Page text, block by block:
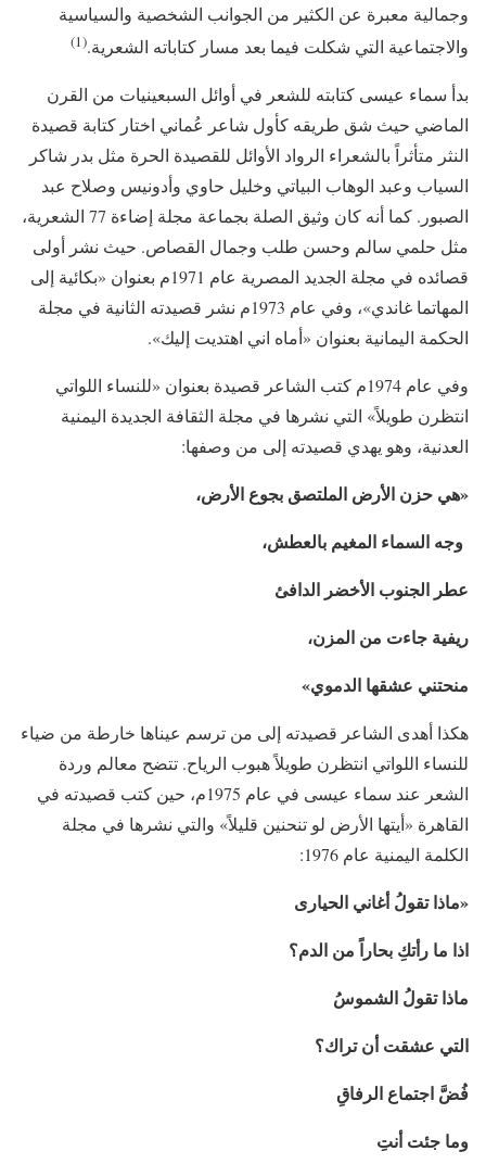
وجمالية معبرة عن الكثير من الجوانب الشخصية والسياسية
والاجتماعية التي شكلت فيما بعد مسار كتاباته الشعرية.(1)
بدأ سماء عيسى كتابته للشعر في أوائل السبعينيات من القرن
الماضي حيث شق طريقه كأول شاعر عُماني اختار كتابة قصيدة
النثر متأثراً بالشعراء الرواد الأوائل للقصيدة الحرة مثل بدر شاكر
السياب وعبد الوهاب البياتي وخليل حاوي وأدونيس وصلاح عبد
الصبور. كما أنه كان وثيق الصلة بجماعة مجلة إضاءة 77 الشعرية،
مثل حلمي سالم وحسن طلب وجمال القصاص. حيث نشر أولى
قصائده في مجلة الجديد المصرية عام 1971م بعنوان «بكائية إلى
المهاتما غاندي»، وفي عام 1973م نشر قصيدته الثانية في مجلة
الحكمة اليمانية بعنوان «أماه اني اهتديت إليك».
وفي عام 1974م كتب الشاعر قصيدة بعنوان «للنساء اللواتي
انتظرن طويلاً» التي نشرها في مجلة الثقافة الجديدة اليمنية
العدنية، وهو يهدي قصيدته إلى من وصفها:
«هي حزن الأرض الملتصق بجوع الأرض،
وجه السماء المغيم بالعطش،
عطر الجنوب الأخضر الدافئ
ريفية جاءت من المزن،
منحتني عشقها الدموي»
هكذا أهدى الشاعر قصيدته إلى من ترسم عيناها خارطة من ضياء
للنساء اللواتي انتظرن طويلاً هبوب الرياح. تتضح معالم وردة
الشعر عند سماء عيسى في عام 1975م، حين كتب قصيدته في
القاهرة «أيتها الأرض لو تنحنين قليلاً» والتي نشرها في مجلة
الكلمة اليمنية عام 1976:
«ماذا تقولُ أغاني الحيارى
اذا ما رأتكِ بحاراً من الدم؟
ماذا تقولُ الشموسُ
التي عشقت أنتراك؟
فُضَّ اجتماع الرفاقِ
وما جئت أنتِ